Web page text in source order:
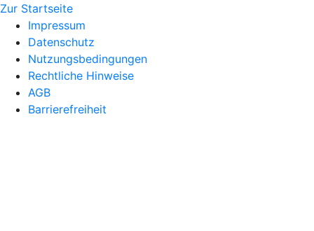
Zur Startseite
Impressum
Datenschutz
Nutzungsbedingungen
Rechtliche Hinweise
AGB
Barrierefreiheit